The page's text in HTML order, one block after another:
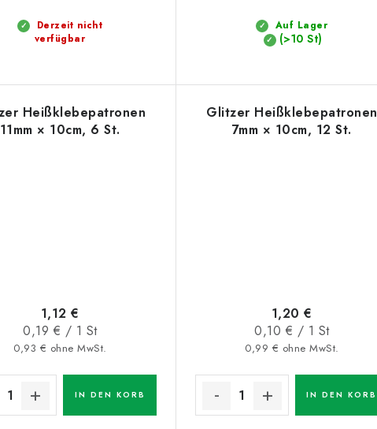
Derzeit nicht
verfügbar
Auf Lager
(>10 St)
Heißklebepatronen
11mm × 10cm, 6 St.
0,93 € ohne MwSt.
1,12 €
Verkaufspreis:
0,19 € / 1 St
IN DEN KORB
Glitzer Heißklebepatronen
7mm × 10cm, 12 St.
0,99 € ohne MwSt.
1,20 €
Verkaufspreis:
0,10 € / 1 St
IN DEN KORB